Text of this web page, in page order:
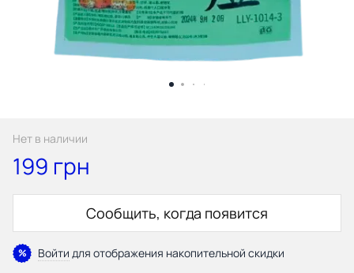
Нет в наличии
199 грн
Сообщить, когда появится
% Войти для отображения накопительной скидки